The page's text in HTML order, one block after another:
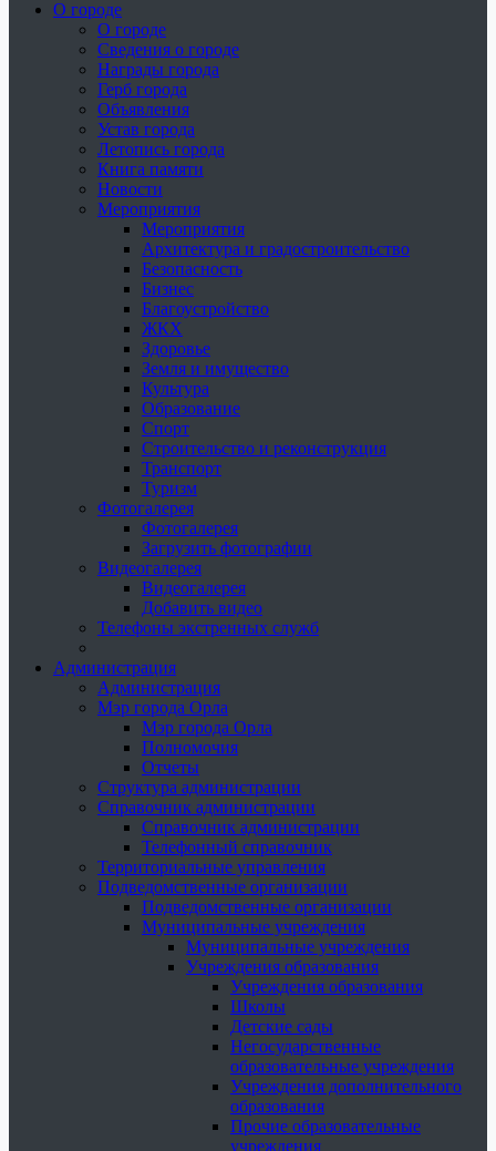
О городе
О городе
Сведения о городе
Награды города
Герб города
Объявления
Устав города
Летопись города
Книга памяти
Новости
Мероприятия
Мероприятия
Архитектура и градостроительство
Безопасность
Бизнес
Благоустройство
ЖКХ
Здоровье
Земля и имущество
Культура
Образование
Спорт
Строительство и реконструкция
Транспорт
Туризм
Фотогалерея
Фотогалерея
Загрузить фотографии
Видеогалерея
Видеогалерея
Добавить видео
Телефоны экстренных служб
Администрация
Администрация
Мэр города Орла
Мэр города Орла
Полномочия
Отчеты
Структура администрации
Справочник администрации
Справочник администрации
Телефонный справочник
Территориальные управления
Подведомственные организации
Подведомственные организации
Муниципальные учреждения
Муниципальные учреждения
Учреждения образования
Учреждения образования
Школы
Детские сады
Негосударственные
образовательные учреждения
Учреждения дополнительного
образования
Прочие образовательные
учреждения